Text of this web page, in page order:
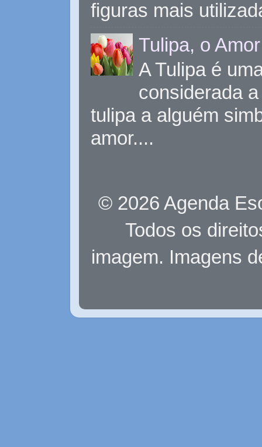
figuras mais
Tulipa, o
A Tulipa é
considerada
tulipa a alguém
amor....
© 2026 Agenda
Todos os
imagem. Imagens